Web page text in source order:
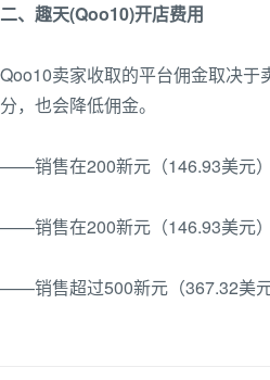
二、趣天(Qoo10)开店费用
Qoo10卖家收取的平台佣金取决
分，也会降低佣金。
——销售在200新元（146.93美元
——销售在200新元（146.93美元
——销售超过500新元（367.32美